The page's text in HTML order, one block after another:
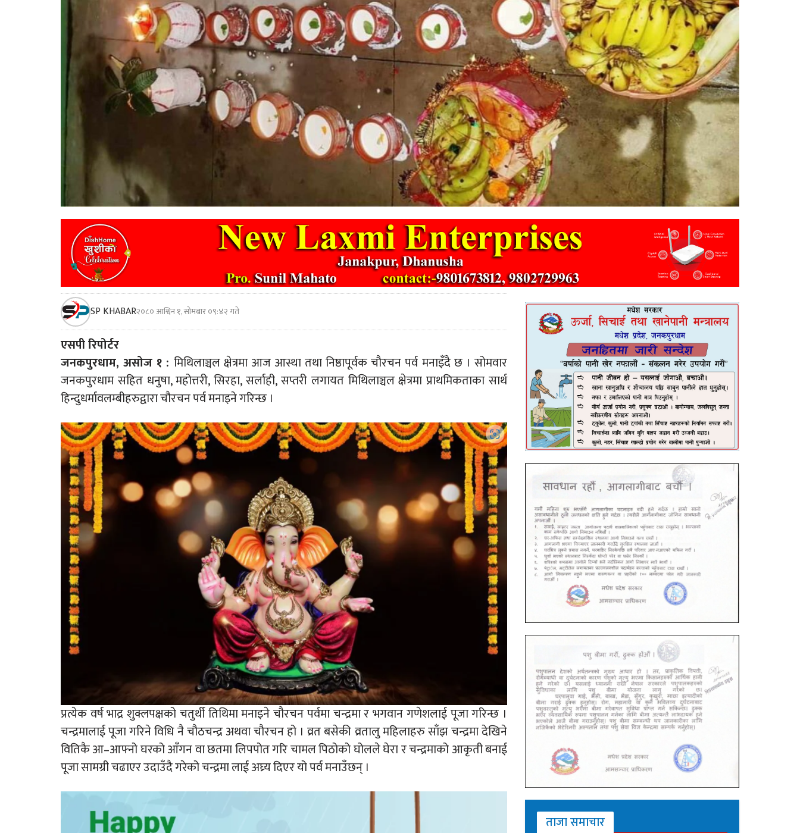
SP KHABAR२०८० आश्विन १, सोमबार ०९:४२ गते
एसपी रिपोर्टर
जनकपुरधाम, असोज १ : मिथिलाञ्चल क्षेत्रमा आज आस्था तथा निष्ठापूर्वक चौरचन पर्व मनाइँदै छ । सोमवार
जनकपुरधाम सहित धनुषा, महोत्तरी, सिरहा, सर्लाही, सप्तरी लगायत मिथिलाञ्चल क्षेत्रमा प्राथमिकताका सार्थ
हिन्दुधर्मावलम्बीहरुद्वारा चौरचन पर्व मनाइने गरिन्छ ।
प्रत्येक वर्ष भाद्र शुक्लपक्षको चतुर्थी तिथिमा मनाइने चौरचन पर्वमा चन्द्रमा र भगवान गणेशलाई पूजा गरिन्छ ।
चन्द्रमालाई पूजा गरिने विधि नै चौठचन्द्र अथवा चौरचन हो । व्रत बसेकी व्रतालु महिलाहरु साँझ चन्द्रमा देखिने
वितिकै आ–आफ्नो घरको आँगन वा छतमा लिपपोत गरि चामल पिठोको घोलले घेरा र चन्द्रमाको आकृती बनाई
पूजा सामग्री चढाएर उदाउँदै गरेको चन्द्रमा लाई अघ्र्य दिएर यो पर्व मनाउँछन् ।
ताजा समाचार